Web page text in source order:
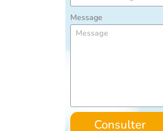
Message
Consulter